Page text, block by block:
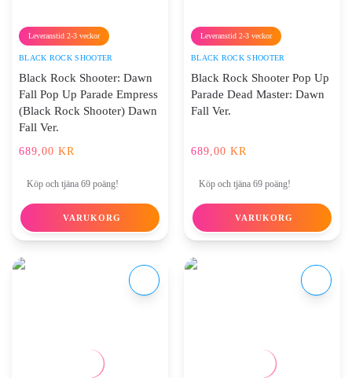
Leveranstid 2-3 veckor
BLACK ROCK SHOOTER
Black Rock Shooter: Dawn
Fall Pop Up Parade Empress
(Black Rock Shooter) Dawn
Fall Ver.
689,00 KR
Köp och tjäna 69 poäng!
VARUKORG
Leveranstid 2-3 veckor
BLACK ROCK SHOOTER
Black Rock Shooter Pop Up
Parade Dead Master: Dawn
Fall Ver.
689,00 KR
Köp och tjäna 69 poäng!
VARUKORG